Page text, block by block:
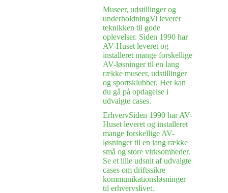
Museer, udstillinger og
underholdningVi leverer
teknikken til gode
oplevelser. Siden 1990 har
AV-Huset leveret og
installeret mange forskellige
AV-løsninger til en lang
række museer, udstillinger
og sportsklubber. Her kan
du gå på opdagelse i
udvalgte cases.
ErhvervSiden 1990 har AV-
Huset leveret og installeret
mange forskellige AV-
løsninger til en lang række
små og store virksomheder.
Se et lille udsnit af udvalgte
cases om driftssikre
kommunikationsløsninger
til erhvervslivet.